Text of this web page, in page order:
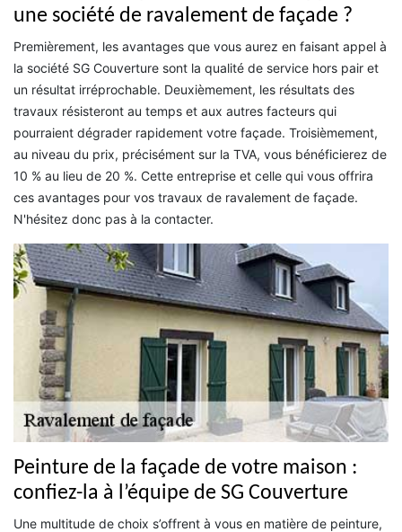
une société de ravalement de façade ?
Premièrement, les avantages que vous aurez en faisant appel à
la société SG Couverture sont la qualité de service hors pair et
un résultat irréprochable. Deuxièmement, les résultats des
travaux résisteront au temps et aux autres facteurs qui
pourraient dégrader rapidement votre façade. Troisièmement,
au niveau du prix, précisément sur la TVA, vous bénéficierez de
10 % au lieu de 20 %. Cette entreprise et celle qui vous offrira
ces avantages pour vos travaux de ravalement de façade.
N'hésitez donc pas à la contacter.
Peinture de la façade de votre maison :
confiez-la à l’équipe de SG Couverture
Une multitude de choix s’offrent à vous en matière de peinture,